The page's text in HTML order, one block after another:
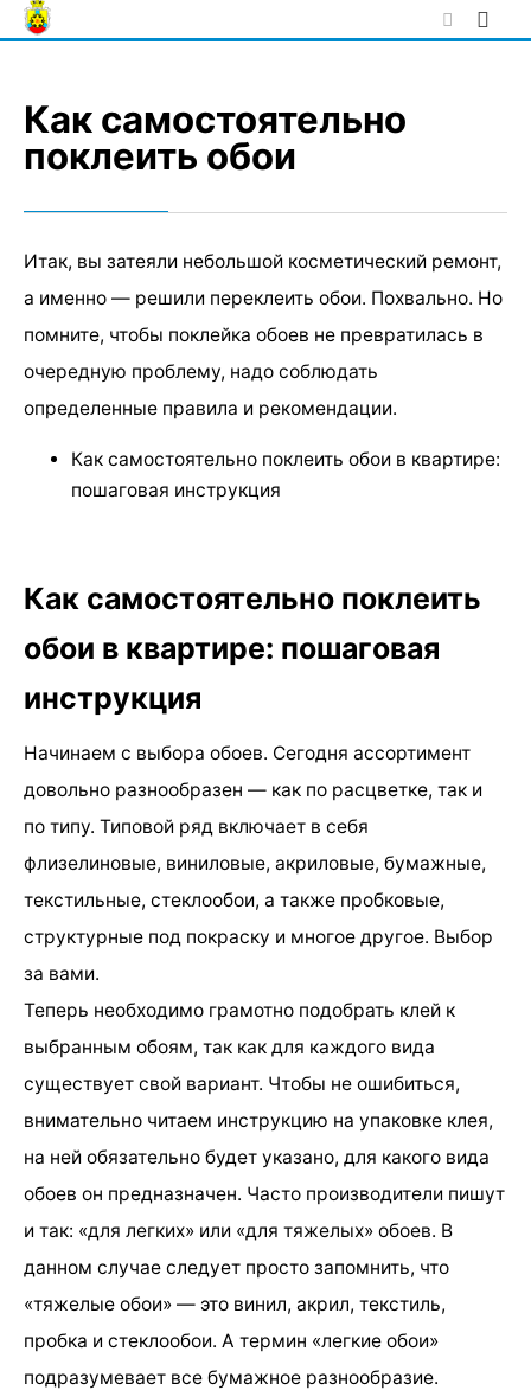
Skip
to
Как самостоятельно
поклеить обои
Итак, вы затеяли небольшой косметический ремонт,
а именно — решили переклеить обои. Похвально. Но
помните, чтобы поклейка обоев не превратилась в
очередную проблему, надо соблюдать
определенные правила и рекомендации.
Как самостоятельно поклеить обои в квартире:
пошаговая инструкция
Как самостоятельно поклеить
обои в квартире: пошаговая
инструкция
Начинаем с выбора обоев. Сегодня ассортимент
довольно разнообразен — как по расцветке, так и
по типу. Типовой ряд включает в себя
флизелиновые, виниловые, акриловые, бумажные,
текстильные, стеклообои, а также пробковые,
структурные под покраску и многое другое. Выбор
за вами.
Теперь необходимо грамотно подобрать клей к
выбранным обоям, так как для каждого вида
существует свой вариант. Чтобы не ошибиться,
внимательно читаем инструкцию на упаковке клея,
на ней обязательно будет указано, для какого вида
обоев он предназначен. Часто производители пишут
и так: «для легких» или «для тяжелых» обоев. В
данном случае следует просто запомнить, что
«тяжелые обои» — это винил, акрил, текстиль,
пробка и стеклообои. А термин «легкие обои»
подразумевает все бумажное разнообразие.